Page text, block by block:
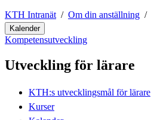
KTH Intranät Om din anställning
Kalender
Kompetensutveckling
Utveckling för lärare
KTH:s utvecklingsmål för lärare
Kurser